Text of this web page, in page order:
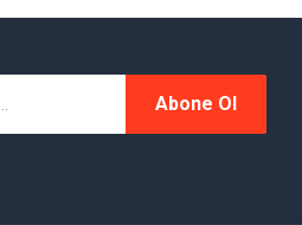
Abone Ol